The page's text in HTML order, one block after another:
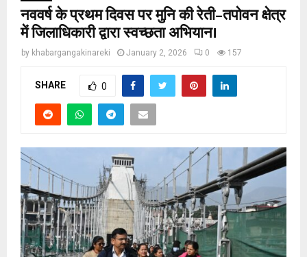
नववर्ष के प्रथम दिवस पर मुनि की रेती–तपोवन क्षेत्र
में जिलाधिकारी द्वारा स्वच्छता अभियान।
by khabargangakinareki January 2, 2026 0 157
SHARE 0